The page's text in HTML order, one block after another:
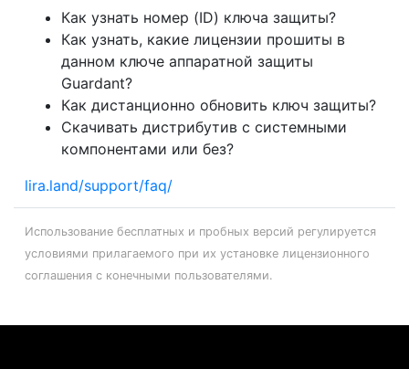
Как узнать номер (ID) ключа защиты?
Как узнать, какие лицензии прошиты в
данном ключе аппаратной защиты
Guardant?
Как дистанционно обновить ключ защиты?
Скачивать дистрибутив с системными
компонентами или без?
lira.land/support/faq/
Использование бесплатных и пробных версий регулируется
условиями прилагаемого при их установке лицензионного
соглашения с конечными пользователями.